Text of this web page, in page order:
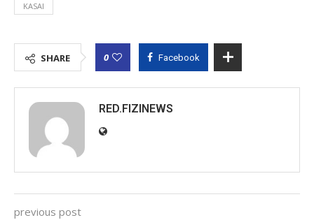
KASAI
SHARE 0 Facebook
RED.FIZINEWS
previous post